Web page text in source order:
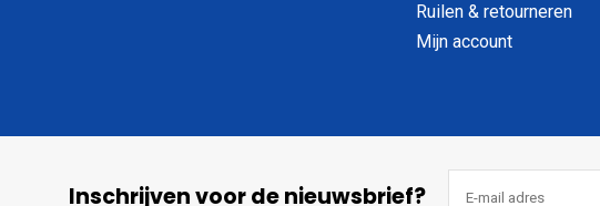
Ruilen & retourneren
Mijn account
Inschrijven voor de nieuwsbrief?